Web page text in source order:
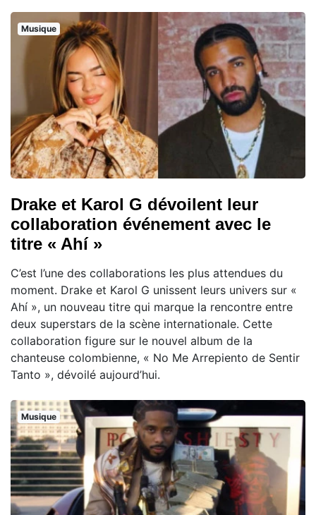
Musique
Drake et Karol G dévoilent leur
collaboration événement avec le
titre « Ahí »
C’est l’une des collaborations les plus attendues du
moment. Drake et Karol G unissent leurs univers sur «
Ahí », un nouveau titre qui marque la rencontre entre
deux superstars de la scène internationale. Cette
collaboration figure sur le nouvel album de la
chanteuse colombienne, « No Me Arrepiento de Sentir
Tanto », dévoilé aujourd’hui.
Musique